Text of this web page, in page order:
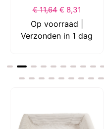
€11,64 € 8,31
Op voorraad |
Verzonden in 1 dag